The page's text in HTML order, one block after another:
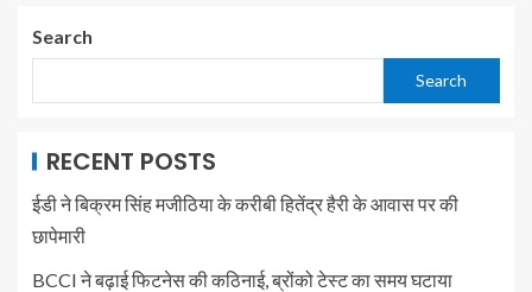
Search
Search
RECENT POSTS
ईडी ने बिक्रम सिंह मजीठिया के करीबी हितेंद्र हैरी के आवास पर की
छापेमारी
BCCI ने बढ़ाई फिटनेस की कठिनाई, ब्रोंको टेस्ट का समय घटाया